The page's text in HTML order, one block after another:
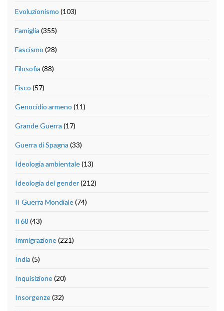
Evoluzionismo (103)
Famiglia (355)
Fascismo (28)
Filosofia (88)
Fisco (57)
Genocidio armeno (11)
Grande Guerra (17)
Guerra di Spagna (33)
Ideologia ambientale(13)
Ideologia del gender(212)
II Guerra Mondiale(74)
Il 68 (43)
Immigrazione(221)
India (5)
Inquisizione(20)
Insorgenze(32)